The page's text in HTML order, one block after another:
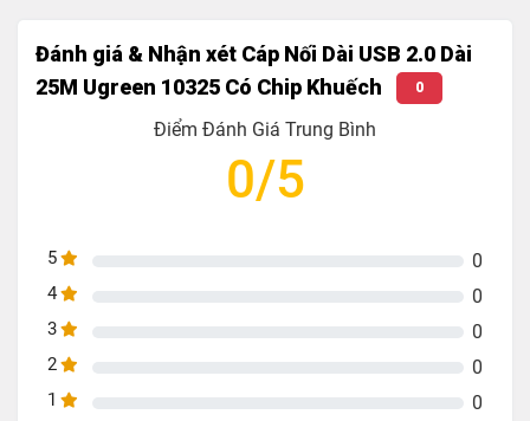
Đánh giá & Nhận xét Cáp Nối Dài USB 2.0 Dài
25M Ugreen 10325 Có Chip Khuếch
0
Điểm Đánh Giá Trung Bình
0/5
5 0
4 0
3 0
2 0
1 0